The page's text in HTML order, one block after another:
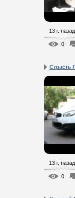
13 г. назад
0
Страсть
13 г. назад
0